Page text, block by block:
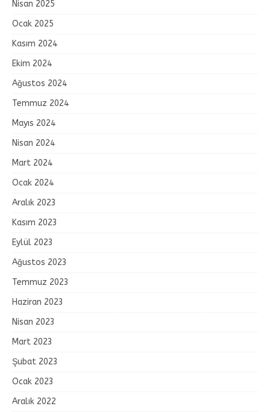
Nisan 2025
Ocak 2025
Kasım 2024
Ekim 2024
Ağustos 2024
Temmuz 2024
Mayıs 2024
Nisan 2024
Mart 2024
Ocak 2024
Aralık 2023
Kasım 2023
Eylül 2023
Ağustos 2023
Temmuz 2023
Haziran 2023
Nisan 2023
Mart 2023
Şubat 2023
Ocak 2023
Aralık 2022